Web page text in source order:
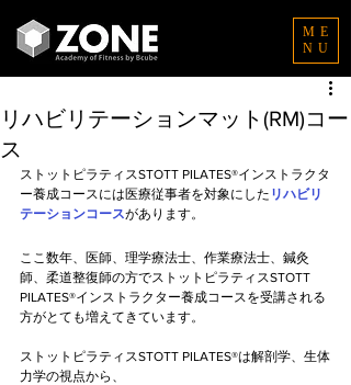
ME
NU
リハビリテーションマット(RM)コー
ス
ストットピラティスSTOTT PILATES®インストラクタ
ー養成コースには医療従事者を対象にした リハビリ
テーションコースがあります。
ここ数年、医師、理学療法士、作業療法士、鍼灸
師、柔道整復師の方でストットピラティスSTOTT
PILATES®インストラクター養成コースを受講される
方がとても増えてきています。
ストットピラティスSTOTT PILATES®は解剖学、生体
力学の視点から、